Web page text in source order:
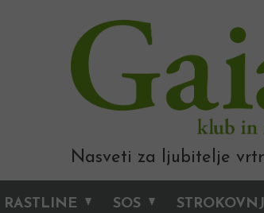
Nasveti za ljubitelje
RASTLINE SOS